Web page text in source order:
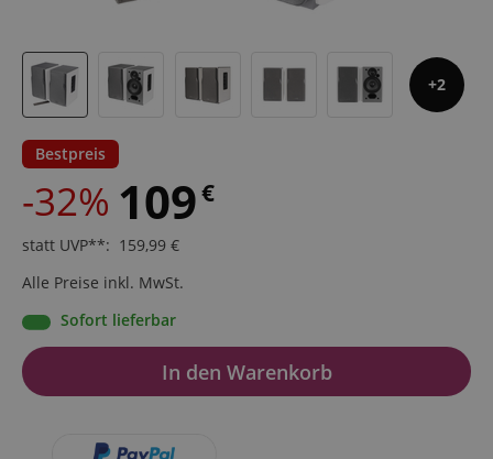
2
Bestpreis
-32% 109€
statt UVP**: 159,99 €
Alle Preise inkl. MwSt.
Sofort lieferbar
In den Warenkorb